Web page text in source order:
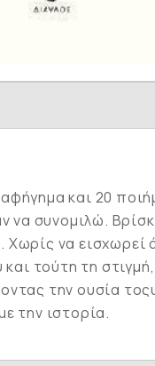
και 20
να συνομιλώ.
να εισχωρεί
και τούτη τη
την ουσία
την ιστορία.